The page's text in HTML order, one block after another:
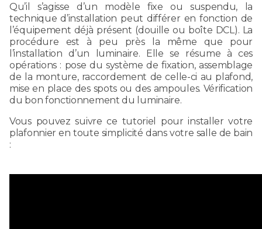
Qu’il s’agisse d’un modèle fixe ou suspendu, la
technique d’installation peut différer en fonction de
l’équipement déjà présent (douille ou boîte DCL). La
procédure est à peu près la même que pour
l’installation d’un luminaire. Elle se résume à ces
opérations : pose du système de fixation, assemblage
de la monture, raccordement de celle-ci au plafond,
mise en place des spots ou des ampoules. Vérification
du bon fonctionnement du luminaire.
Vous pouvez suivre ce tutoriel pour installer votre
plafonnier en toute simplicité dans votre salle de bain
: